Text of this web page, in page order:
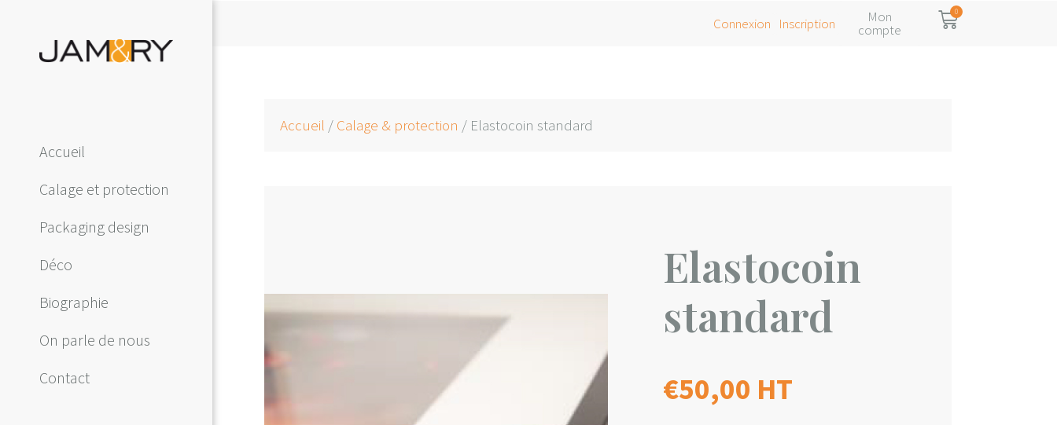
Accueil
Calage et protection
Packaging design
Déco
Biographie
On parle de nous
Contact
Connexion Inscription Mon
compte
Accueil / Calage & protection / Elastocoin standard
Elastocoin
standard
€50,00 HT